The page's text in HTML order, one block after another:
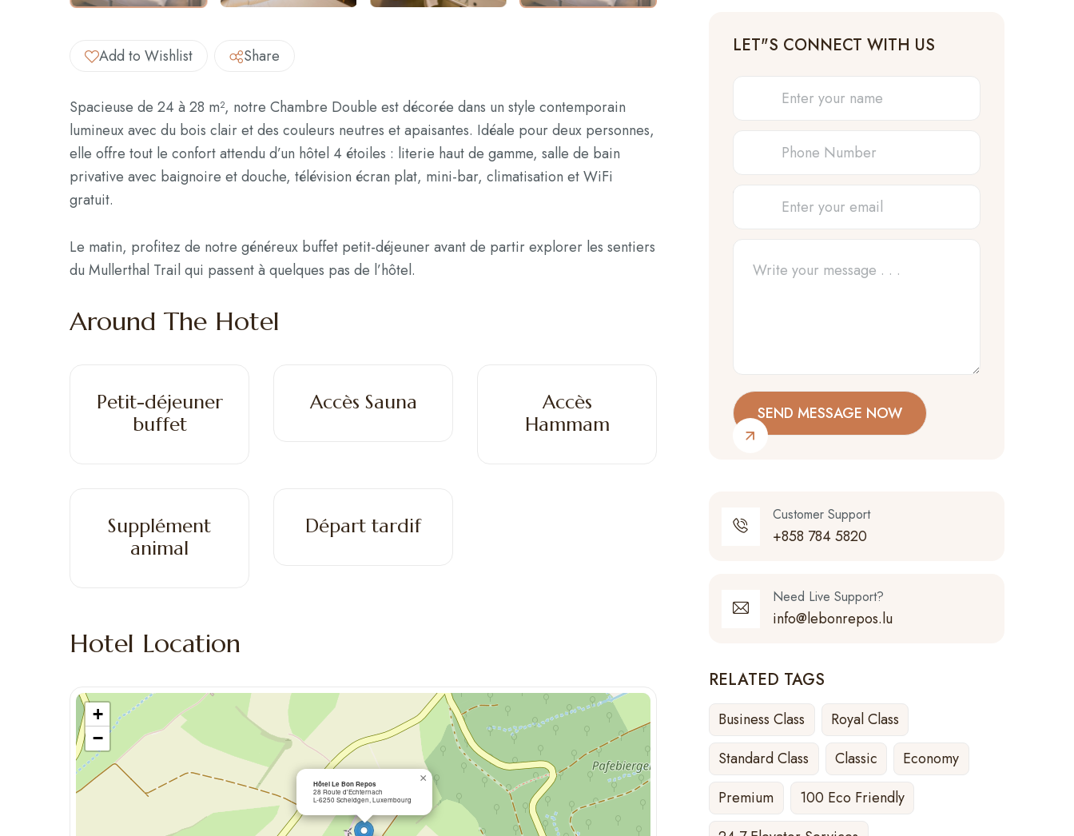
Add to Wishlist Share
Spacieuse de 24 à 28 m², notre Chambre Double est décorée dans un style contemporain
lumineux avec du bois clair et des couleurs neutres et apaisantes. Idéale pour deux personnes,
elle offre tout le confort attendu d’un hôtel 4 étoiles : literie haut de gamme, salle de bain
privative avec baignoire et douche, télévision écran plat, mini-bar, climatisation et WiFi
gratuit.
Le matin, profitez de notre généreux buffet petit-déjeuner avant de partir explorer les sentiers
du Mullerthal Trail qui passent à quelques pas de l’hôtel.
Around The Hotel
Petit-déjeuner
buffet
Accès Sauna
Accès
Hammam
Supplément
animal
Départ tardif
Hotel Location
Hôtel Le Bon Repos
28 Route d'Echternach
L-6250 Scheidgen, Luxembourg
×
+
−
LET"S CONNECT WITH US
Customer Support
+858 784 5820
Need Live Support?
info@lebonrepos.lu
RELATED TAGS
Business Class
Royal Class
Standard Class
Classic
Economy
Premium
100 Eco Friendly